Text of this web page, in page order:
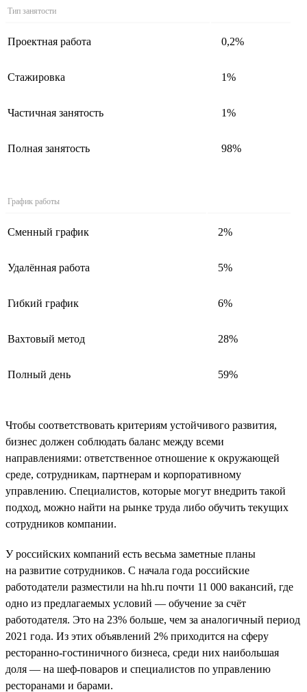
Тип занятости
Проектная работа 0,2%
Стажировка 1%
Частичная занятость 1%
Полная занятость 98%
График работы
Сменный график 2%
Удалённая работа 5%
Гибкий график 6%
Вахтовый метод 28%
Полный день 59%
Чтобы соответствовать критериям устойчивого развития,
бизнес должен соблюдать баланс между всеми
направлениями: ответственное отношение к окружающей
среде, сотрудникам, партнерам и корпоративному
управлению. Специалистов, которые могут внедрить такой
подход, можно найти на рынке труда либо обучить текущих
сотрудников компании.
У российских компаний есть весьма заметные планы
на развитие сотрудников. С начала года российские
работодатели разместили на hh.ru почти 11 000 вакансий, где
одно из предлагаемых условий — обучение за счёт
работодателя. Это на 23% больше, чем за аналогичный период
2021 года. Из этих объявлений 2% приходится на сферу
ресторанно-гостиничного бизнеса, среди них наибольшая
доля — на шеф-поваров и специалистов по управлению
ресторанами и барами.